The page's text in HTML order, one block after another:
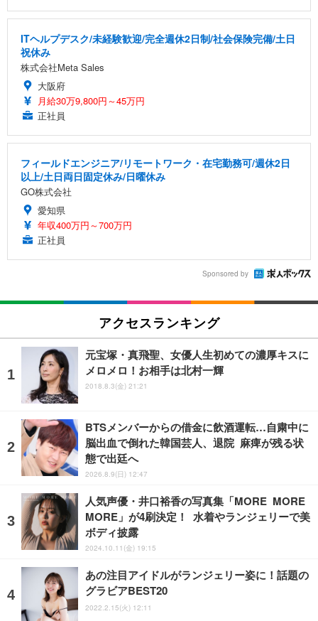
ITヘルプデスク/未経験歓迎/完全週休2日制/社会保険完備/土日
祝休み
株式会社Meta Sales
大阪府
月給30万9,800円～45万円
正社員
フィールドエンジニア/リモートワーク・在宅勤務可/週休2日
以上/土日両日固定休み/日曜休み
GO株式会社
愛知県
年収400万円～700万円
正社員
Sponsored by
アクセスランキング
元宝塚・真飛聖、女優人生初めての濃厚キスに
メロメロ！お相手は北村一輝
2018.8.3(金) 21:21
BTSメンバーからの借金に飲酒運転…自粛中に
脳出血で倒れた韓国芸人、退院 麻痺が残る状
態で出廷へ
2026.8.9(日) 12:47
人気声優・井口裕香の写真集「MORE MORE
MORE」が4刷決定！ 水着やランジェリーで美
ボディ披露
2024.10.11(金) 19:15
あの注目アイドルがランジェリー姿に！話題の
グラビアBEST20
2022.2.15(火) 12:11